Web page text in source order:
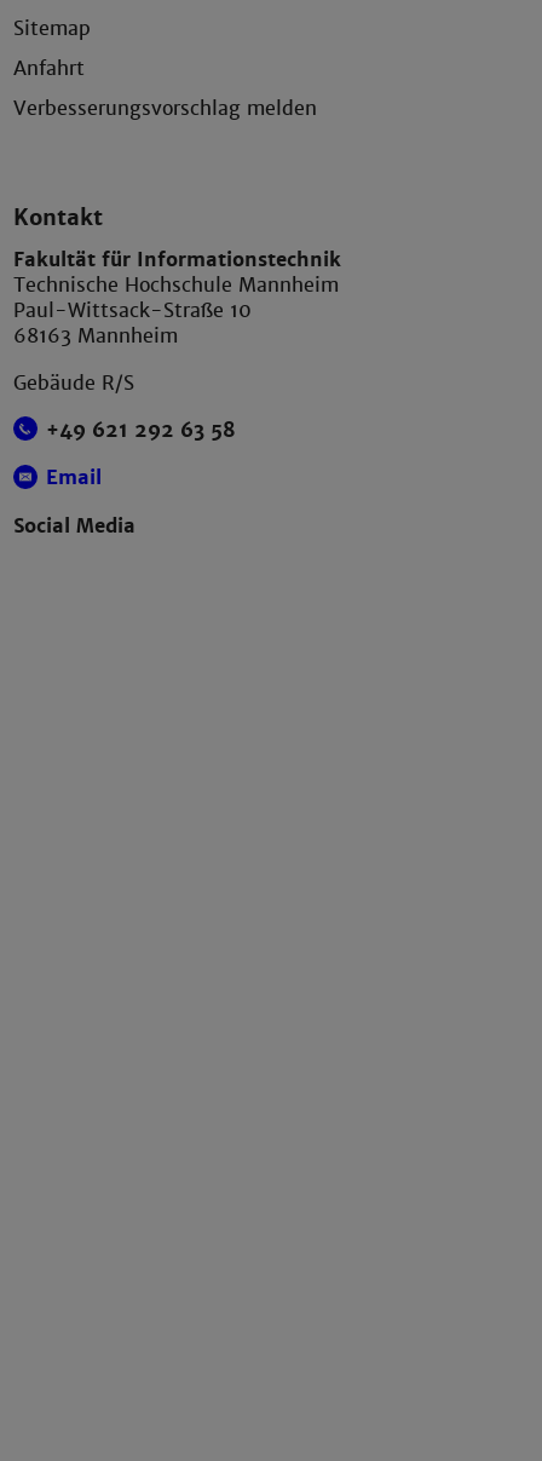
Sitemap
Anfahrt
Verbesserungsvorschlag melden
Kontakt
Fakultät für Informationstechnik
Technische Hochschule Mannheim
Paul-Wittsack-Straße 10
68163 Mannheim
Gebäude R/S
+49 621 292 63 58
Email
Social Media